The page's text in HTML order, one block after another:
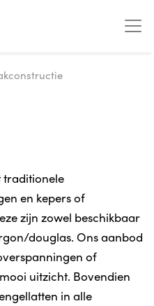
traditionele
en kepers of
zijn zowel beschikbaar
douglas. Ons aanbod
of
uitzicht. Bovendien
in alle